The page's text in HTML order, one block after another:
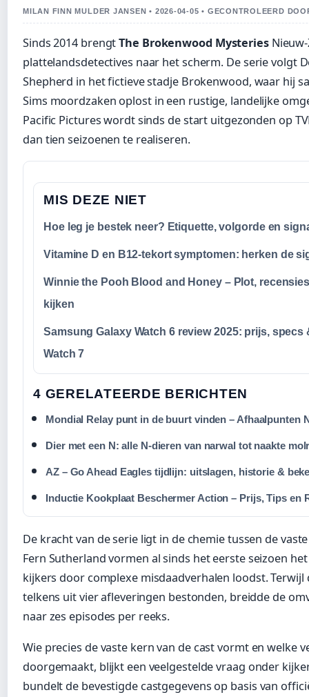
MILAN FINN MULDER JANSEN • 2026-04-05 • GECONTROLEERD
Sinds 2014 brengtThe Brokenwood MysteriesNieuw-
plattelandsdetectives naar het scherm. De serie volgt
Shepherd in het fictieve stadje Brokenwood, waar hij
Sims moordzaken oplost in een rustige, landelijke
Pacific Pictures wordt sinds de start uitgezonden op
dan tien seizoenen te realiseren.
MIS DEZE NIET
Hoe leg je bestek neer? Etiquette, volgorde en
Vitamine D en B12-tekort symptomen: herken de
Winnie the Pooh Blood and Honey – Plot,
kijken
Samsung Galaxy Watch 6 review 2025: prijs, specs
Watch 7
4 GERELATEERDE BERICHTEN
Mondial Relay punt in de buurt vinden – Afhaalpunten
Dier met een N: alle N-dieren van narwal tot naakte
AZ – Go Ahead Eagles tijdlijn: uitslagen, historie &
Inductie Kookplaat Beschermer Action – Prijs, Tips en
De kracht van de serie ligt in de chemie tussen de
Fern Sutherland vormen al sinds het eerste seizoen
kijkers door complexe misdaadverhalen loodst. Terwijl
telkens uit vier afleveringen bestonden, breidde de
naar zes episodes per reeks.
Wie precies de vaste kern van de cast vormt en welke
doorgemaakt, blijkt een veelgestelde vraag onder
bundelt de bevestigde castgegevens op basis van